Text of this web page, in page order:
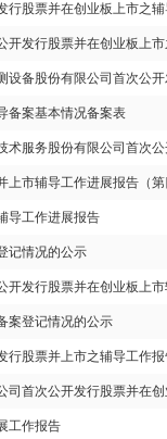
股票并在创业板上市之辅
发行股票并在创业板上市
设备股份有限公司首次公
备案基本情况备案表
术服务股份有限公司首次
市辅导工作进展报告（第
导工作进展报告
记情况的公示
开发行股票并在创业板上
案登记情况的公示
股票并上市之辅导工作报
首次公开发行股票并在
工作报告